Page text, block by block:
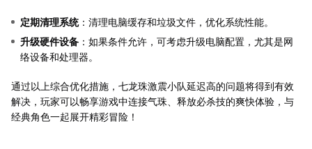
定期清理系统：清理电脑缓存和垃圾文件，优化系统性能。
升级硬件设备 ：如果条件允许，可考虑升级电脑配置，尤其是网
络设备和处理器。
通过以上综合优化措施，七龙珠激震小队延迟高的问题将得到有效
解决，玩家可以畅享游戏中连接气珠、释放必杀技的爽快体验，与
经典角色一起展开精彩冒险！